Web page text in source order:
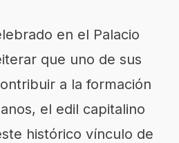
en el Palacio
que uno de sus
a la formación
el edil capitalino
histórico vínculo de